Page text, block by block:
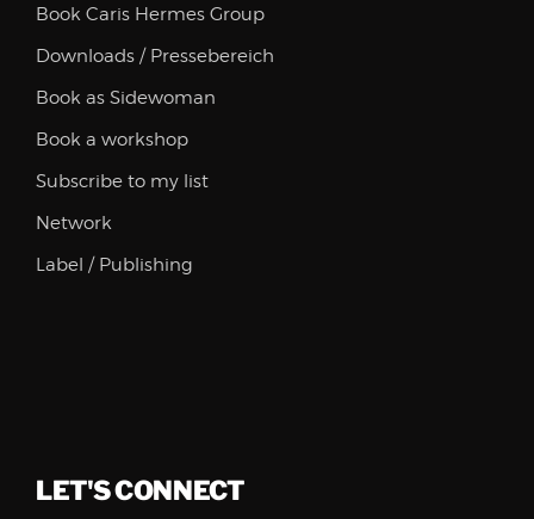
Book Caris Hermes Group
Downloads / Pressebereich
Book as Sidewoman
Book a workshop
Subscribe to my list
Network
Label / Publishing
LET'S CONNECT